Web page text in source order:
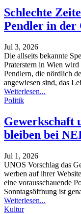
Schlechte
Pendler in der
Jul 3, 2026
Die allseits bekannte
Praterstern in Wien
Pendlern, die nördlich
angewiesen sind, das
Weiterlesen...
Politik
Gewerkschaft
bleiben bei
Jul 1, 2026
UNOS Vorschlag das
werben auf ihrer
eine vorausschauende
Sonntagsöffnung ist
Weiterlesen...
Kultur